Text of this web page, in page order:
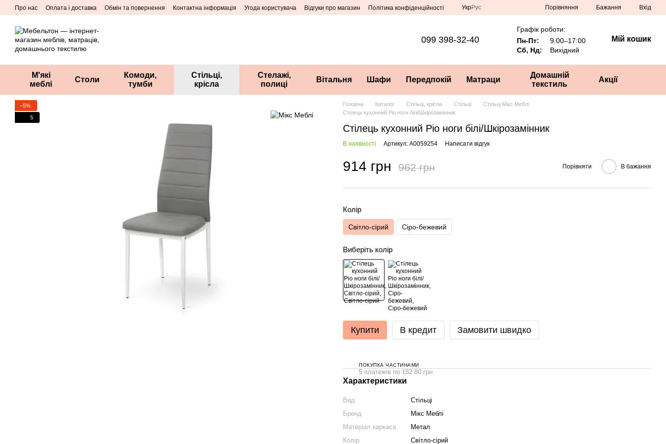
Перейти до основного контенту
Про нас Оплата і доставка Обмін та повернення Контактна інформація Угода користувача Відгуки про магазин Політика конфіденційності УкрРус Порівняння Бажання Вхід
099 398-32-40
Графік роботи:
Пн-Пт:
9:00–17:00
Сб, Нд:
Вихідний
Мій кошик
М'які
меблі
Столи
Комоди,
тумби
Стільці,
крісла
Стелажі,
полиці
Вітальня Шафи Передпокій Матраци
Домашній
текстиль
Акції
−5%
5
Головна Каталог Стільці, крісла Стільці
Стільці Мікс Меблі
Стілець кухонний Ріо ноги білі/Шкірозамінник
Стілець кухонний Ріо ноги білі/Шкірозамінник
В наявності Артикул: А0059254 Написати відгук
914 грн 962 грн Порівняти В бажання
Колір
Світло-сірий Сіро-бежевий
Виберіть колір
Купити В кредит Замовити швидко
ПОКУПКА ЧАСТИНАМИ
5 платежів по 182.80 грн
Характеристики
Вид
Стільці
Бренд
Мікс Меблі
Матеріал каркаса
Метал
Колір
Світло-сірий